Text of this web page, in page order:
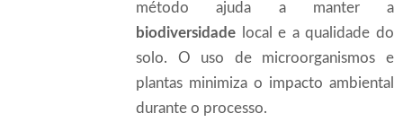
método ajuda a manter a
biodiversidade local e a qualidade do
solo. O uso de microorganismos e
plantas minimiza o impacto ambiental
durante o processo.